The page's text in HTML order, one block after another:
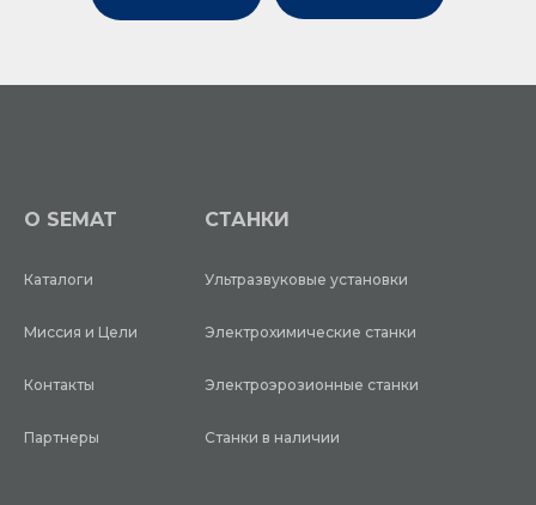
O SEMAT СТАНКИ
Каталоги Ультразвуковые установки
Миссия и Цели Электрохимические станки
Контакты Электроэрозионные станки
Партнеры Станки в наличии